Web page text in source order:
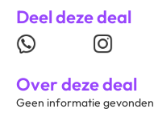
Deel deze deal
Over deze deal
Geen informatie gevonden